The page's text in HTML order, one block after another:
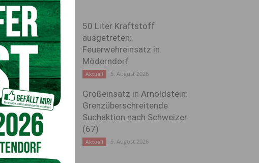
50 Liter Kraftstoff
ausgetreten:
Feuerwehreinsatz in
Möderndorf
Aktuell 5. August 2026
Großeinsatz in Arnoldstein:
Grenzüberschreitende
Suchaktion nach Schweizer
(67)
Aktuell 5. August 2026